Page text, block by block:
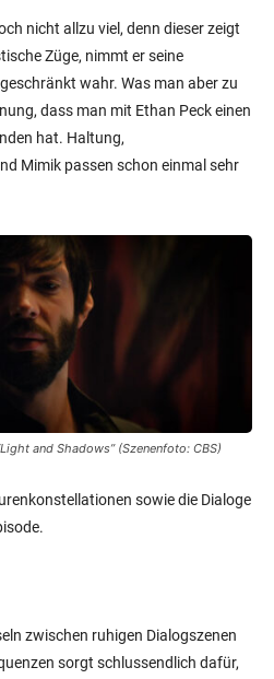
nicht allzu viel, denn dieser zeigt
Züge, nimmt er seine
wahr. Was man aber zu
dass man mit Ethan Peck einen
hat. Haltung,
Mimik passen schon einmal sehr
and Shadows” (Szenenfoto: CBS)
sowie die Dialoge
zwischen ruhigen Dialogszenen
sorgt schlussendlich dafür,